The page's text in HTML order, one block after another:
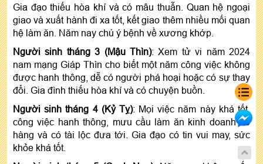
Gia đạo thiếu hòa khí và có mâu thuẫn. Quan hệ ngoại
giao và xuất hành đi xa tốt, kết giao thêm nhiều mối quan
hệ làm ăn. Năm nay chú ý bệnh về xương khớp.
Người sinh tháng 3 (Mậu Thìn): Xem tử vi năm 2024
nam mạng Giáp Thìn cho biết một năm công việc không
được hanh thông, dễ có người phá hoại hoặc có sự thay
đổi. Gia đình thiếu hòa khí và có chuyện buồn.
Người sinh tháng 4 (Kỷ Tỵ): Mọi việc năm này khá tốt,
công việc hanh thông, mưu cầu làm ăn kinh doanh dễ
hàng và có tài lộc đưa tới. Gia đạo có tin vui may, sức
khỏe khá tốt.